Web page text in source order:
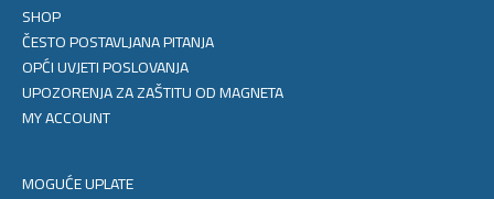
SHOP
ČESTO POSTAVLJANA PITANJA
OPĆI UVJETI POSLOVANJA
UPOZORENJA ZA ZAŠTITU OD MAGNETA
MY ACCOUNT
MOGUĆE UPLATE